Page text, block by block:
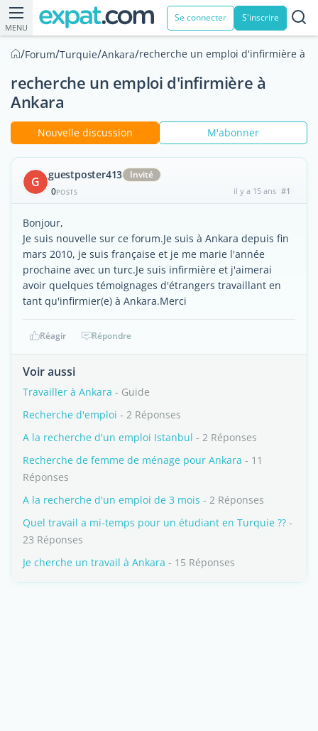
MENU
Se connecter S'inscrire
/Forum/Turquie/Ankara/recherche un emploi d'infirmière à
recherche un emploi d'infirmière à
Ankara
Nouvelle discussion M'abonner
G guestposter413
Invité
0POSTS il y a 15 ans #1
Bonjour,
Je suis nouvelle sur ce forum.Je suis à Ankara depuis fin
mars 2010, je suis française et je me marie l'année
prochaine avec un turc.Je suis infirmière et j'aimerai
avoir quelques témoignages d'étrangers travaillant en
tant qu'infirmier(e) à Ankara.Merci
Réagir Répondre
Voir aussi
Travailler à Ankara - Guide
Recherche d'emploi - 2 Réponses
A la recherche d'un emploi Istanbul - 2 Réponses
Recherche de femme de ménage pour Ankara - 11
Réponses
A la recherche d'un emploi de 3 mois - 2 Réponses
Quel travail a mi-temps pour un étudiant en Turquie ?? -
23 Réponses
Je cherche un travail à Ankara - 15 Réponses